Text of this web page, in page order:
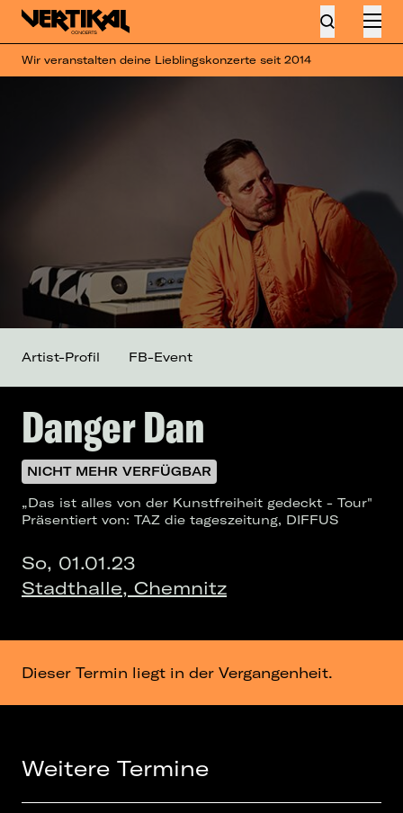
Wir veranstalten deine Lieblingskonzerte seit 2014
Danger Dan
NICHT MEHR VERFÜGBAR
„Das ist alles von der Kunstfreiheit gedeckt - Tour"
Präsentiert von: TAZ die tageszeitung, DIFFUS
So, 01.01.23
Stadthalle, Chemnitz
Artist-Profil FB-Event
Dieser Termin liegt in der Vergangenheit.
Weitere Termine